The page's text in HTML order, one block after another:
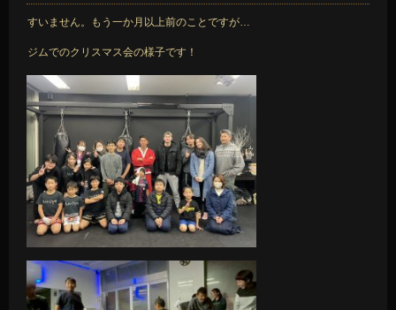
すいません。もう一か月以上前のことですが…
ジムでのクリスマス会の様子です！